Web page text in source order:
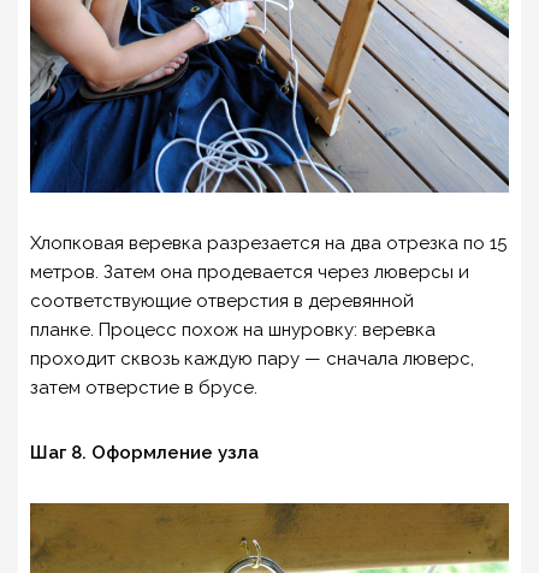
Хлопковая веревка разрезается на два отрезка по 15
метров. Затем она продевается через люверсы и
соответствующие отверстия в деревянной
планке. Процесс похож на шнуровку: веревка
проходит сквозь каждую пару — сначала люверс,
затем отверстие в брусе.
Шаг 8. Оформление узла